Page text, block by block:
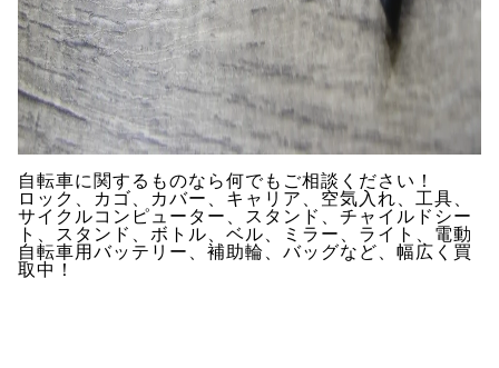
自転車に関するものなら何でもご相談ください！
ロック、カゴ、カバー、キャリア、空気入れ、工具、
サイクルコンピューター、スタンド、チャイルドシー
ト、スタンド、ボトル、ベル、ミラー、ライト、電動
自転車用バッテリー、補助輪、バッグなど、幅広く買
取中！